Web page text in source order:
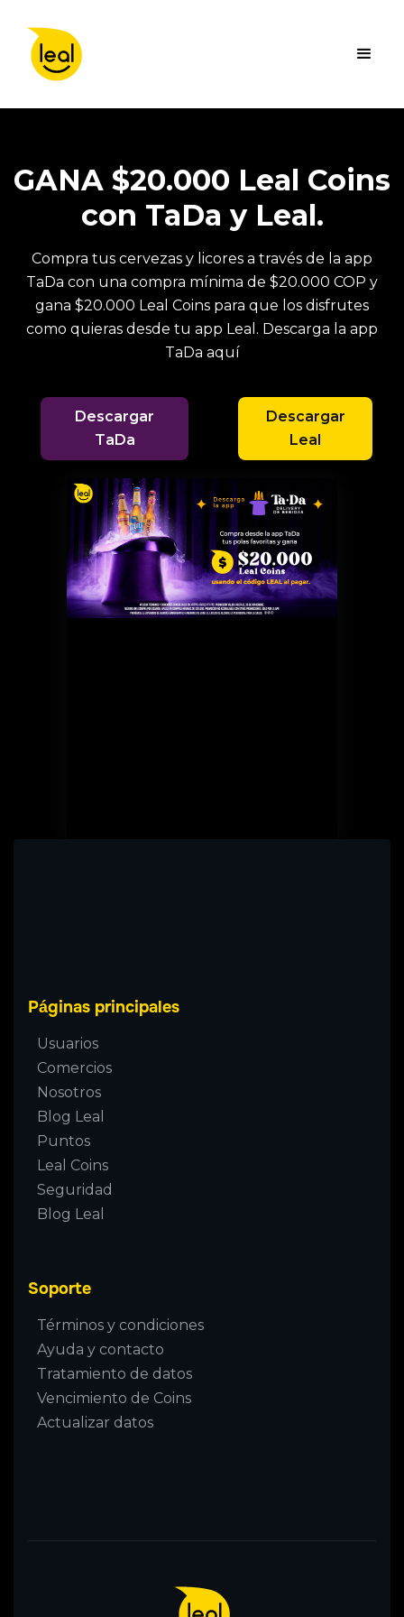
GANA $20.000 Leal Coins
con TaDa y Leal.
Compra tus cervezas y licores a través de la app
TaDa con una compra mínima de $20.000 COP y
gana $20.000 Leal Coins para que los disfrutes
como quieras desde tu app Leal. Descarga la app
TaDa aquí
Descargar
TaDa
Descargar
Leal
Páginas principales
Usuarios
Comercios
Nosotros
Blog Leal
Puntos
Leal Coins
Seguridad
Blog Leal
Soporte
Términos y condiciones
Ayuda y contacto
Tratamiento de datos
Vencimiento de Coins
Actualizar datos